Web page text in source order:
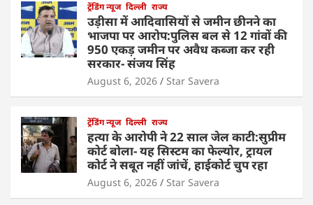
ट्रेंडिंग न्यूज दिल्ली राज्य
उड़ीसा में आदिवासियों से जमीन छीनने का
भाजपा पर आरोप:पुलिस बल से 12 गांवों की
950 एकड़ जमीन पर अवैध कब्जा कर रही
सरकार- संजय सिंह
August 6, 2026 Star Savera
ट्रेंडिंग न्यूज दिल्ली राज्य
हत्या के आरोपी ने 22 साल जेल काटी:सुप्रीम
कोर्ट बोला- यह सिस्टम का फेल्योर, ट्रायल
कोर्ट ने सबूत नहीं जांचें, हाईकोर्ट चुप रहा
August 6, 2026 Star Savera